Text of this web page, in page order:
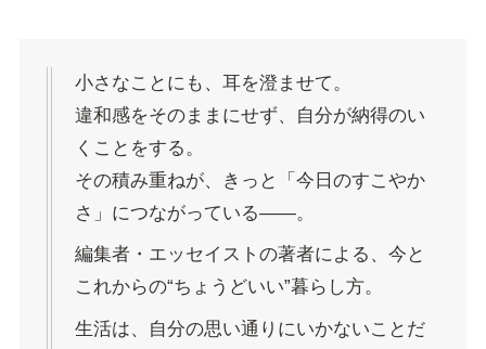
小さなことにも、耳を澄ませて。
違和感をそのままにせず、自分が納得のい
くことをする。
その積み重ねが、きっと「今日のすこやか
さ」につながっている――。
編集者・エッセイストの著者による、今と
これからの“ちょうどいい”暮らし方。
生活は、自分の思い通りにいかないことだ